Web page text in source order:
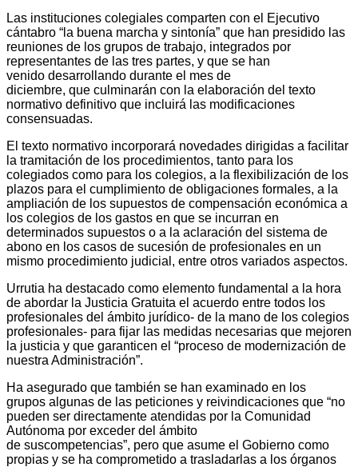
Las instituciones colegiales comparten con el Ejecutivo
cántabro “la buena marcha y sintonía” que han presidido las
reuniones de los grupos de trabajo, integrados por
representantes de las tres partes, y que se han
venido desarrollando durante el mes de
diciembre, que culminarán con la elaboración del texto
normativo definitivo que incluirá las modificaciones
consensuadas.
El texto normativo incorporará novedades dirigidas a facilitar
la tramitación de los procedimientos, tanto para los
colegiados como para los colegios, a la flexibilización de los
plazos para el cumplimiento de obligaciones formales, a la
ampliación de los supuestos de compensación económica a
los colegios de los gastos en que se incurran en
determinados supuestos o a la aclaración del sistema de
abono en los casos de sucesión de profesionales en un
mismo procedimiento judicial, entre otros variados aspectos.
Urrutia ha destacado como elemento fundamental a la hora
de abordar la Justicia Gratuita el acuerdo entre todos los
profesionales del ámbito jurídico- de la mano de los colegios
profesionales- para fijar las medidas necesarias que mejoren
la justicia y que garanticen el “proceso de modernización de
nuestra Administración”.
Ha asegurado que también se han examinado en los
grupos algunas de las peticiones y reivindicaciones que “no
pueden ser directamente atendidas por la Comunidad
Autónoma por exceder del ámbito
de suscompetencias”, pero que asume el Gobierno como
propias y se ha comprometido a trasladarlas a los órganos